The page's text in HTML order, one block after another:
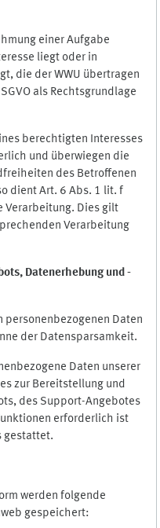
einer Aufgabe
liegt oder in
die der WWU übertragen
als Rechtsgrundlage
berechtigten Interesses
und überwiegen die
des Betroffenen
dient Art. 6 Abs. 1 lit. f
Verarbeitung. Dies gilt
Verarbeitung
Datenerhebung und -
personenbezogenen Daten
der Datensparsamkeit.
Daten unserer
zur Bereitstellung und
des Support-Angebotes
erforderlich ist
gestattet.
werden folgende
gespeichert: